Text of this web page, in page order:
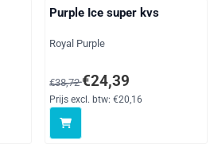
Purple Ice super kvs
Merk:
Royal Purple
Van 38,72 voor 24,39,
€38,72€24,39
Prijs excl. btw: €20,16